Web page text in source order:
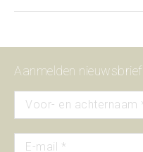
Aanmelden nieuwsbrief